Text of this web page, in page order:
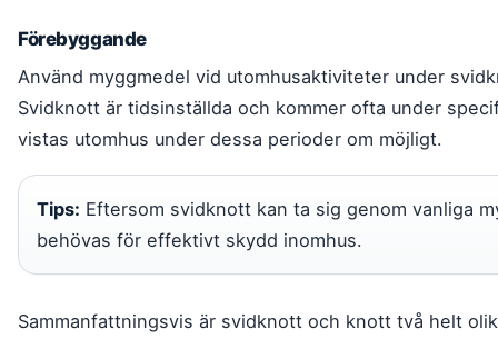
Förebyggande
Använd myggmedel vid utomhusaktiviteter under
Svidknott är tidsinställda och kommer ofta under
vistas utomhus under dessa perioder om möjligt.
Tips: Eftersom svidknott kan ta sig genom vanliga
behövas för effektivt skydd inomhus.
Sammanfattningsvis är svidknott och knott två helt